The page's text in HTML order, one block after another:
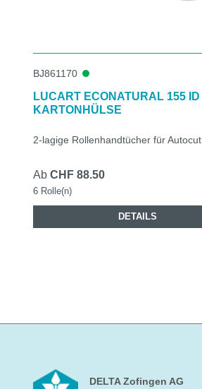
BJ861170
LUCART ECONATURAL 155 ID
KARTONHÜLSE
2-lagige Rollenhandtücher für Autocut
Ab CHF 88.50
6 Rolle(n)
DETAILS
DELTA Zofingen AG